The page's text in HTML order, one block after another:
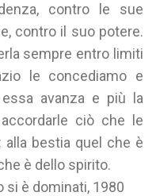
contro le sue
contro il suo potere.
sempre entro limiti
le concediamo e
avanza e più la
ciò che le
bestia quel che è
è dello spirito.
si è dominati, 1980